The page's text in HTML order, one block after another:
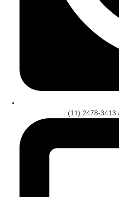
(11) 2478-3413